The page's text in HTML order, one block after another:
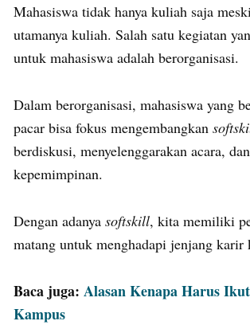
Mahasiswa tidak hanya kuliah saja
utamanya kuliah. Salah satu kegiatan
untuk mahasiswa adalah berorganisasi.
Dalam berorganisasi, mahasiswa yang
pacar bisa fokus mengembangkan
berdiskusi, menyelenggarakan acara,
kepemimpinan.
Dengan adanya softskill, kita memiliki
matang untuk menghadapi jenjang karir
Baca juga: Alasan Kenapa Harus
Kampus